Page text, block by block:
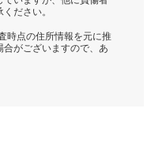
ださい。
時点の住所情報を元に推
がございますので、あ